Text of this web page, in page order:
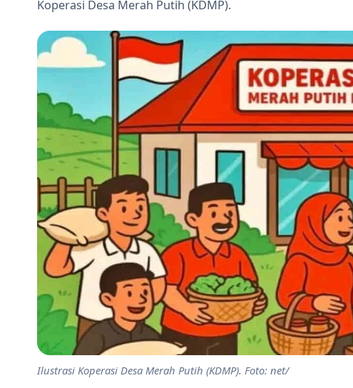
Koperasi Desa Merah Putih (KDMP).
Ilustrasi Koperasi Desa Merah Putih (KDMP). Foto: net/